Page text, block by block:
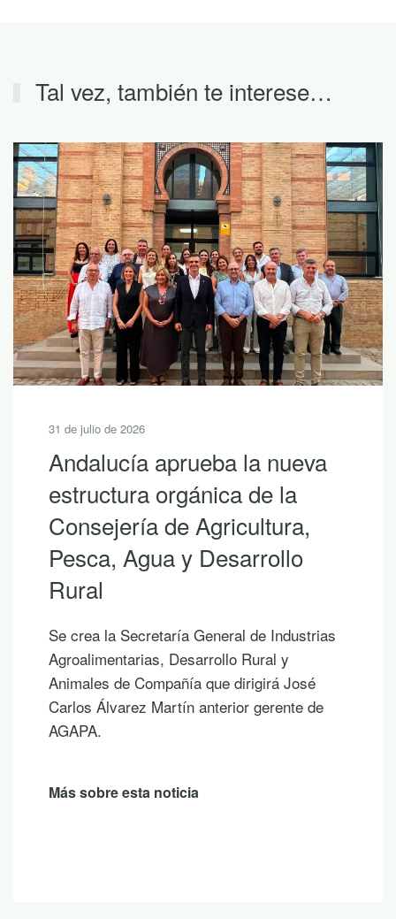
Tal vez, también te interese…
31 de julio de 2026
Andalucía aprueba la nueva
estructura orgánica de la
Consejería de Agricultura,
Pesca, Agua y Desarrollo
Rural
Se crea la Secretaría General de Industrias
Agroalimentarias, Desarrollo Rural y
Animales de Compañía que dirigirá José
Carlos Álvarez Martín anterior gerente de
AGAPA.
Más sobre esta noticia